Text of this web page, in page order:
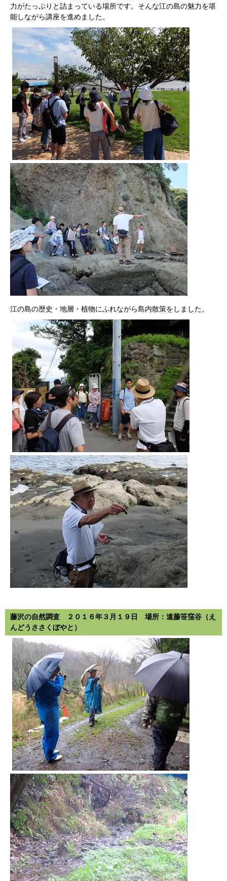
力がたっぷりと詰まっている場所です。そんな江の島の魅力を堪
能しながら講座を進めました。
江の島の歴史・地層・植物にふれながら島内散策をしました。
藤沢の自然調査 ２０１６年３月１９日 場所：遠藤笹窪谷（え
んどうささくぼやと）